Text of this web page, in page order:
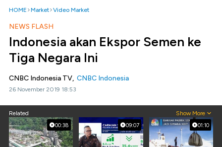
HOME Market Video Market
NEWS FLASH
Indonesia akan Ekspor Semen ke
Tiga Negara Ini
CNBC Indonesia TV, CNBC Indonesia
26 November 2019 18:53
Related Show More
00:38 09:07 01:10